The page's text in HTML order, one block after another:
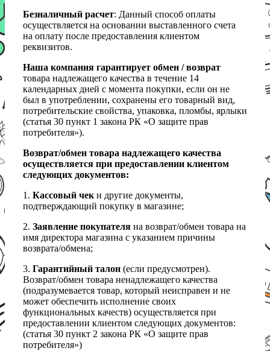
Безналичный расчет: Данный способ оплаты
осуществляется на основании выставленного счета
на оплату после предоставления клиентом
реквизитов.
Наша компания гарантирует обмен / возврат
товара надлежащего качества в течение 14
календарных дней с момента покупки, если он не
был в употреблении, сохранены его товарный вид,
потребительские свойства, упаковка, пломбы, ярлыки
(статья 30 пункт 1 закона РК «О защите прав
потребителя»).
Возврат/обмен товара надлежащего качества
осуществляется при предоставлении клиентом
следующих документов:
1. Кассовый чеки другие документы,
подтверждающий покупку в магазине;
2. Заявление покупателя на возврат/обмен товара на
имя директора магазина с указанием причины
возврата/обмена;
3. Гарантийный талон (если предусмотрен).
Возврат/обмен товара ненадлежащего качества
(подразумевается товар, который неисправен и не
может обеспечить исполнение своих
функциональных качеств) осуществляется при
предоставлении клиентом следующих документов:
(статья 30 пункт 2 закона РК «О защите прав
потребителя»)